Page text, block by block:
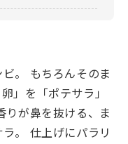
。 もちろんそのま
」を「ポテサラ」
りが鼻を抜ける、ま
。 仕上げにパラリ